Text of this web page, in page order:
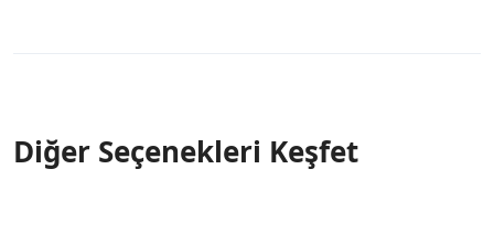
Diğer Seçenekleri Keşfet